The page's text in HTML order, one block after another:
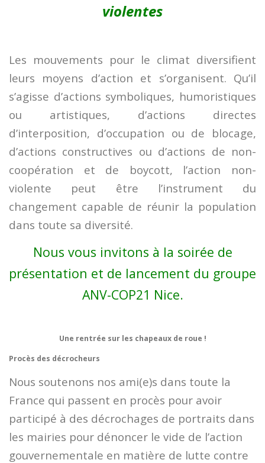
violentes
Les mouvements pour le climat diversifient
leurs moyens d’action et s’organisent. Qu’il
s’agisse d’actions symboliques, humoristiques
ou artistiques, d’actions directes
d’interposition, d’occupation ou de blocage,
d’actions constructives ou d’actions de non-
coopération et de boycott, l’action non-
violente peut être l’instrument du
changement capable de réunir la population
dans toute sa diversité.
Nous vous invitons à la soirée de
présentation et de lancement du groupe
ANV-COP21 Nice.
Une rentrée sur les chapeaux de roue !
Procès des décrocheurs
Nous soutenons nos ami(e)s dans toute la
France qui passent en procès pour avoir
participé à des décrochages de portraits dans
les mairies pour dénoncer le vide de l’action
gouvernementale en matière de lutte contre